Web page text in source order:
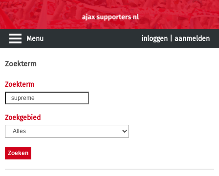
Menu inloggen aanmelden
Zoekterm
Zoekterm
Zoekgebied